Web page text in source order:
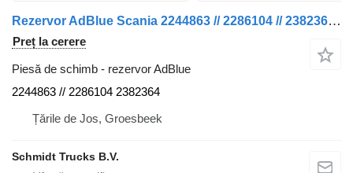
Rezervor AdBlue Scania 2244863 // 2286104 // 2382364 REZERVOR ALBASTRU P 320 EURO 6 pentru camion
Preț la cerere
Piesă de schimb - rezervor AdBlue
2244863 // 2286104 2382364
Țările de Jos, Groesbeek
Schmidt Trucks B.V.